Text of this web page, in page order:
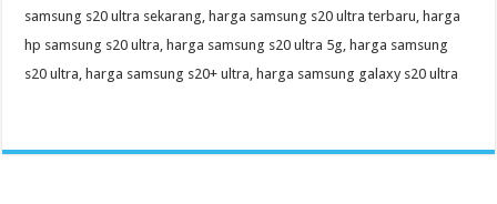
samsung s20 ultra sekarang, harga samsung s20 ultra terbaru, harga
hp samsung s20 ultra, harga samsung s20 ultra 5g, harga samsung
s20 ultra, harga samsung s20+ ultra, harga samsung galaxy s20 ultra